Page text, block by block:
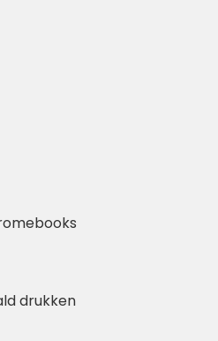
drukken